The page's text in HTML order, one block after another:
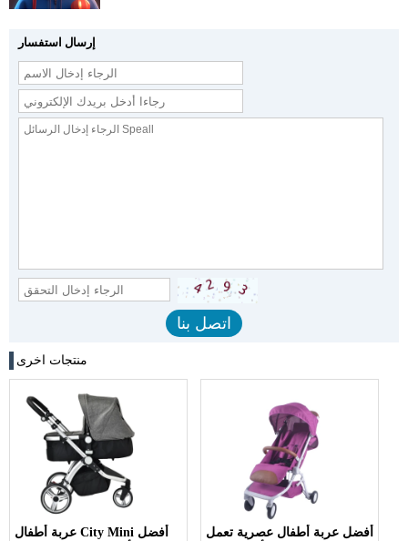
إرسال استفسار
منتجات اخرى
عربة أطفال City Mini أفضل
أفضل عربة أطفال عصرية تعمل